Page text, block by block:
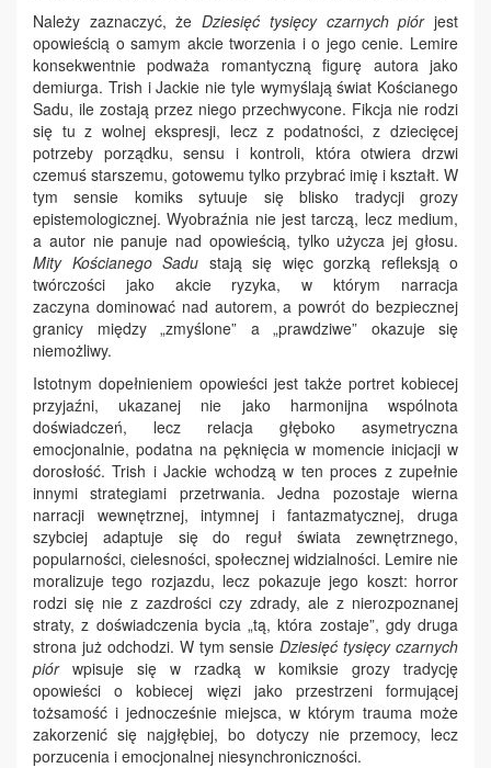
Należy zaznaczyć, żeDziesięć tysięcy czarnych piórjest
opowieścią o samym akcie tworzenia i o jego cenie. Lemire
konsekwentnie podważa romantyczną figurę autora jako
demiurga. Trish i Jackie nie tyle wymyślają świat Kościanego
Sadu, ile zostają przez niego przechwycone. Fikcja nie rodzi
się tu z wolnej ekspresji, lecz z podatności, z dziecięcej
potrzeby porządku, sensu i kontroli, która otwiera drzwi
czemuś starszemu, gotowemu tylko przybrać imię i kształt. W
tym sensie komiks sytuuje się blisko tradycji grozy
epistemologicznej. Wyobraźnia nie jest tarczą, lecz medium,
a autor nie panuje nad opowieścią, tylko użycza jej głosu.
Mity Kościanego Sadu stają się więc gorzką refleksją o
twórczości jako akcie ryzyka, w którym narracja
zaczyna dominować nad autorem, a powrót do bezpiecznej
granicy między „zmyślone” a „prawdziwe” okazuje się
niemożliwy.
Istotnym dopełnieniem opowieści jest także portret kobiecej
przyjaźni, ukazanej nie jako harmonijna wspólnota
doświadczeń, lecz relacja głęboko asymetryczna
emocjonalnie, podatna na pęknięcia w momencie inicjacji w
dorosłość. Trish i Jackie wchodzą w ten proces z zupełnie
innymi strategiami przetrwania. Jedna pozostaje wierna
narracji wewnętrznej, intymnej i fantazmatycznej, druga
szybciej adaptuje się do reguł świata zewnętrznego,
popularności, cielesności, społecznej widzialności. Lemire nie
moralizuje tego rozjazdu, lecz pokazuje jego koszt: horror
rodzi się nie z zazdrości czy zdrady, ale z nierozpoznanej
straty, z doświadczenia bycia „tą, która zostaje”, gdy druga
strona już odchodzi. W tym sensieDziesięć tysięcy czarnych
piórwpisuje się w rzadką w komiksie grozy tradycję
opowieści o kobiecej więzi jako przestrzeni formującej
tożsamość i jednocześnie miejsca, w którym trauma może
zakorzenić się najgłębiej, bo dotyczy nie przemocy, lecz
porzucenia i emocjonalnej niesynchroniczności.